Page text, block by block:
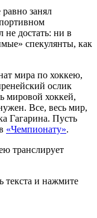
занял
не достать: ни в
спекулянты, как
мира по хоккею,
ослик
мировой хоккей,
Все, весь мир,
Гагарина. Пусть
«Чемпионату».
транслирует
и нажмите